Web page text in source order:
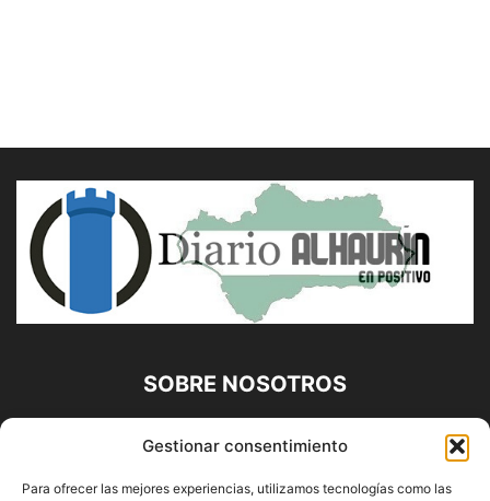
Gestionar consentimiento
Para ofrecer las mejores experiencias, utilizamos tecnologías como las
SOBRE NOSOTROS
Diario Alhaurín (www.alhaurindelatorre.com) Propiedad de
Francisco E. López López | 639 95 71 95 | Noticias de
Alhaurín de la Torre, Málaga y Provincia|